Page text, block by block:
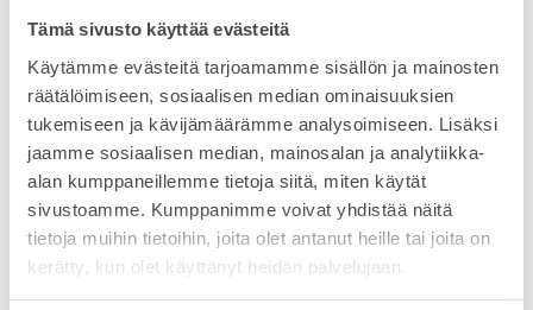
Tämä sivusto käyttää evästeitä
Käytämme evästeitä tarjoamamme sisällön ja mainosten
räätälöimiseen, sosiaalisen median ominaisuuksien
tukemiseen ja kävijämäärämme analysoimiseen. Lisäksi
jaamme sosiaalisen median, mainosalan ja analytiikka-
alan kumppaneillemme tietoja siitä, miten käytät
sivustoamme. Kumppanimme voivat yhdistää näitä
tietoja muihin tietoihin, joita olet antanut heille tai joita on
kerätty, kun olet käyttänyt heidän palvelujaan.
ŠKODA PALVELEE
VASTUULLISUUS
Hedin Automotive Finland Oy osti Veljekset Laakkonen
Škoda-jälleenmyyjänä Laakkosen Škoda-toimipaikoissa.
ŠKODA Espoon lisäksi pääkaupunkiseudulla Škoda-
asiakkaita palvelee Laakkonen Herttoniemi (Hedin
Automotive Finland Oy) ja Autokeskus Airport.